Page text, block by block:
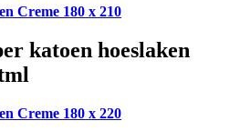
Creme 180 x 210
katoen hoeslaken
Creme 180 x 220